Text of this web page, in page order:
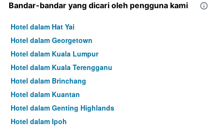
Bandar-bandar yang dicari oleh pengguna kami
Hotel dalam Hat Yai
Hotel dalam Georgetown
Hotel dalam Kuala Lumpur
Hotel dalam Kuala Terengganu
Hotel dalam Brinchang
Hotel dalam Kuantan
Hotel dalam Genting Highlands
Hotel dalam Ipoh